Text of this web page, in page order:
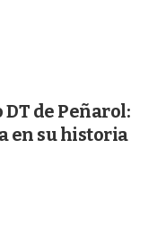
de Peñarol:
en su historia